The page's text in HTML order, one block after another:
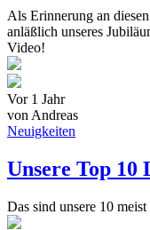
Als Erinnerung an
anläßlich unseres
Video!
Vor 1 Jahr
von Andreas
Neuigkeiten
Unsere Top 10
Das sind unsere 10